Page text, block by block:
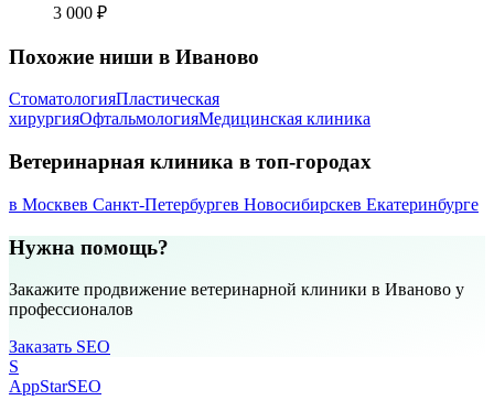
3 000 ₽
Похожие ниши в Иваново
СтоматологияПластическая
хирургияОфтальмологияМедицинская клиника
Ветеринарная клиника в топ-городах
в Москвев Санкт-Петербургев Новосибирскев Екатеринбурге
Нужна помощь?
Закажите продвижение ветеринарной клиники в Иваново у
профессионалов
Заказать SEO
S
AppStarSEO